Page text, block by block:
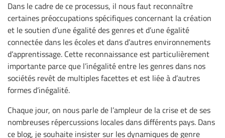
Dans le cadre de ce processus, il nous faut reconnaître
certaines préoccupations spécifiques concernant la création
et le soutien d’une égalité des genres et d’une égalité
connectée dans les écoles et dans d’autres environnements
d’apprentissage. Cette reconnaissance est particulièrement
importante parce que l’inégalité entre les genres dans nos
sociétés revêt de multiples facettes et est liée à d’autres
formes d’inégalité.
Chaque jour, on nous parle de l’ampleur de la crise et de ses
nombreuses répercussions locales dans différents pays. Dans
ce blog, je souhaite insister sur les dynamiques de genre